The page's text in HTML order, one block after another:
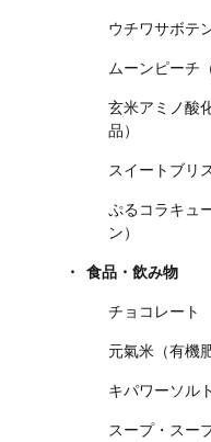
ウチワサボテ
ムーンピーチ
玄米アミノ酸
品）
スイートブリ
ぷるコラキュ
ン）
食品・飲み物
チョコレート
元氣米（有機
キパワーソル
スープ・スー